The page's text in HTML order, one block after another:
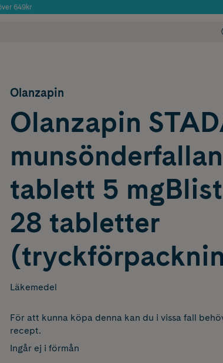
649kr
Olanzapin
Olanzapin
tablett 5
28 tabletter
Läkemedel
För att kunna köpa denna kan du i vissa fall
recept.
Ingår ej i förmån